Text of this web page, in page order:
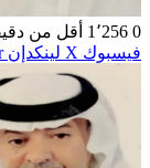
0
أقل من
فيسبوك ‫X لينكدإن